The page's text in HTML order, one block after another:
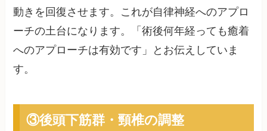
動きを回復させます。これが自律神経へのアプロ
ーチの土台になります。「術後何年経っても癒着
へのアプローチは有効です」とお伝えしていま
す。
③後頭下筋群・頸椎の調整